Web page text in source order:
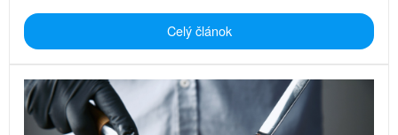
Celý článok